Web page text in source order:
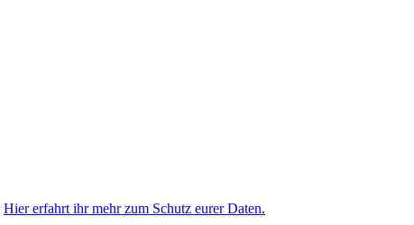
Hier erfahrt ihr mehr zum Schutz eurer Daten.